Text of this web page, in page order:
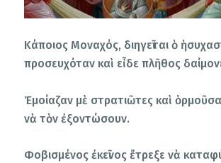
Κάποιος Μοναχός, διηγεῖται ὁ
προσευχόταν καὶ εἶδε πλῆθος
Ἐμοίαζαν μὲ στρατιῶτες καὶ
νὰ τὸν ἐξοντώσουν.
Φοβισμένος ἐκεῖνος ἔτρεξε νὰ